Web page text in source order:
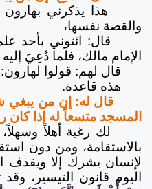
هذا يذكرني بهارون
والقصة نفسها،
قال: ائتوني بأحد
الإمام مالك، فلما دُعِيَ إليه
قال لهم: قولوا لهارون:
هذه قاعدة.
قال له: إن من يبغي
المسجد متسعاً له إذا كان
لك رغبة أهلاً وسهلاً،
بالاستقامة، ومن دون
لإنسان يشرك إلا ويقذف
اليوم قانون التيسير،